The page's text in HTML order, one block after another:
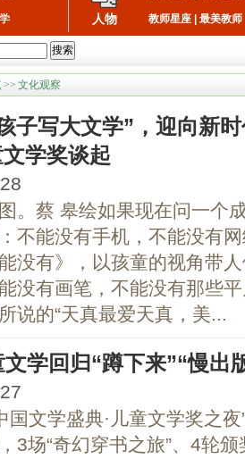
人物 教师星座 最美教师
搜索
>> 文化观察
子写大文学”，迎向新
学奖谈起
。蔡 皋绘如果现在问一个
不能没有手机，不能没有
没有》，以孩童的视角带
没有画笔，不能没有那些
说的“天真最爱天真，美...
学回归“蹲下来”“慢出
国文学盛典·儿童文学奖之
3场“奇幻穿书之旅”、4轮